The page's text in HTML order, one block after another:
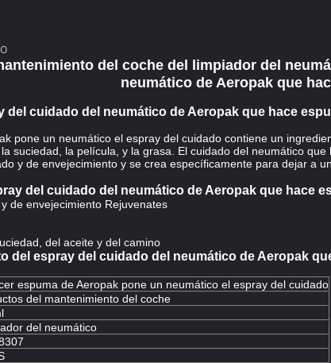
del coche del limpiador del
neumático de Aeropak que
del cuidado del neumático de Aeropak que hace
pone un neumático el espray del cuidado contiene un
suciedad, la película, y la grasa. El cuidado del neumático
y de envejecimiento y se crea específicamente para dejar a
del cuidado del neumático de Aeropak que hace
de envejecimiento Rejuvenates
del aceite y del camino
del espray del cuidado del neumático de Aeropak
espuma de Aeropak pone un neumático el espray del cuidado
del mantenimiento del coche
del neumático